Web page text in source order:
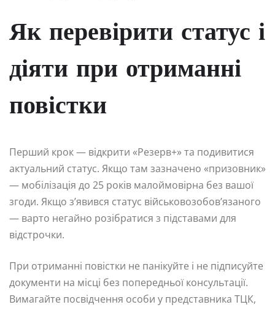
Як перевірити статус і
діяти при отриманні
повістки
Перший крок — відкрити «Резерв+» та подивитися
актуальний статус. Якщо там зазначено «призовник»
— мобілізація до 25 років малоймовірна без вашої
згоди. Якщо з’явився статус військовозобов’язаного
— варто негайно розібратися з підставами для
відстрочки.
При отриманні повістки не панікуйте і не підписуйте
документи на місці без попередньої консультації.
Вимагайте посвідчення особи у представника ТЦК,